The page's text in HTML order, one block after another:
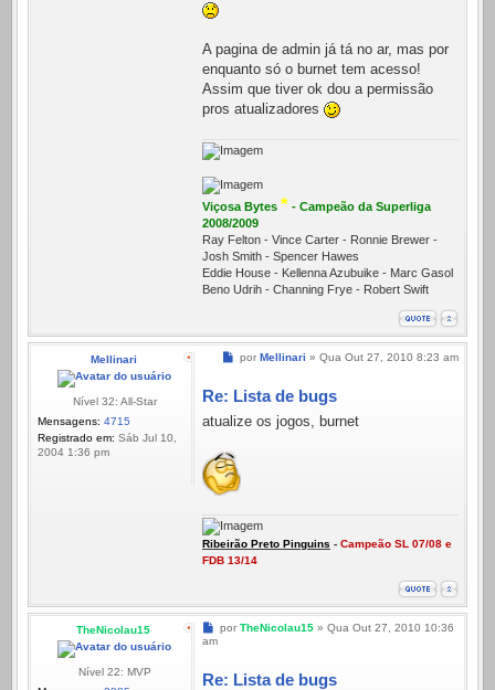
A pagina de admin já tá no ar, mas por
enquanto só o burnet tem acesso!
Assim que tiver ok dou a permissão
pros atualizadores
Viçosa Bytes * - Campeão da Superliga
2008/2009
Ray Felton - Vince Carter - Ronnie Brewer -
Josh Smith - Spencer Hawes
Eddie House - Kellenna Azubuike - Marc Gasol
Beno Udrih - Channing Frye - Robert Swift
Mellinari
Nível 32: All-Star
Mensagens: 4715
Registrado em: Sáb Jul 10,
2004 1:36 pm
Mensagem
por Mellinari » Qua Out 27, 2010 8:23 am
Re: Lista de bugs
atualize os jogos, burnet
Ribeirão Preto Pinguins - Campeão SL 07/08 e
FDB 13/14
TheNicolau15
Nível 22: MVP
Mensagem
por TheNicolau15» Qua Out 27, 2010 10:36
am
Re: Lista de bugs